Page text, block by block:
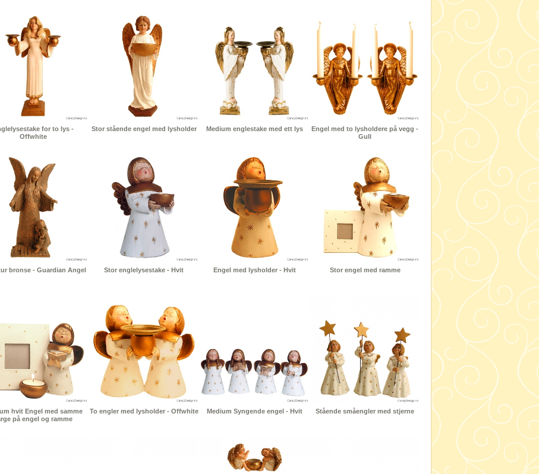
for to lys -
Offwhite
Stor stående engel med lysholder Medium englestake med ett lys
Engel med to lysholdere på vegg -
Gull
bronse - Guardian Angel Stor englelysestake - Hvit Engel med lysholder - Hvit Stor engel med ramme
hvit Engel med samme
på engel og ramme
To engler med lysholder - Offwhite Medium Syngende engel - Hvit Stående småengler med stjerne